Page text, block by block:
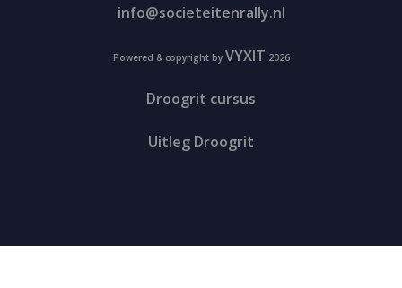
info@societeitenrally.nl
Powered & copyright by VYXIT 2026
Droogrit cursus
Uitleg Droogrit